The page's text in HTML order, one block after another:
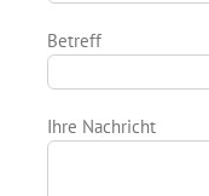
Betreff
Ihre Nachricht